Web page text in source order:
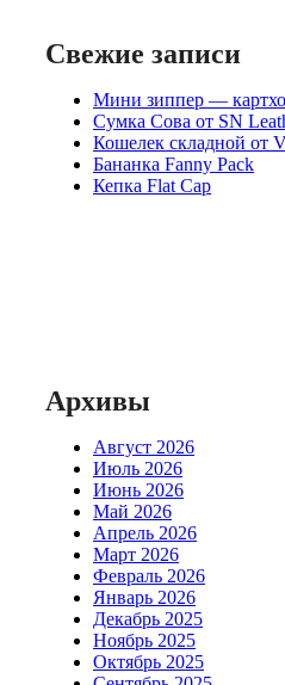
Свежие записи
Мини зиппер —
Сумка Сова от SN
Кошелек складной от
Бананка Fanny Pack
Кепка Flat Cap
Архивы
Август 2026
Июль 2026
Июнь 2026
Май 2026
Апрель 2026
Март 2026
Февраль 2026
Январь 2026
Декабрь 2025
Ноябрь 2025
Октябрь 2025